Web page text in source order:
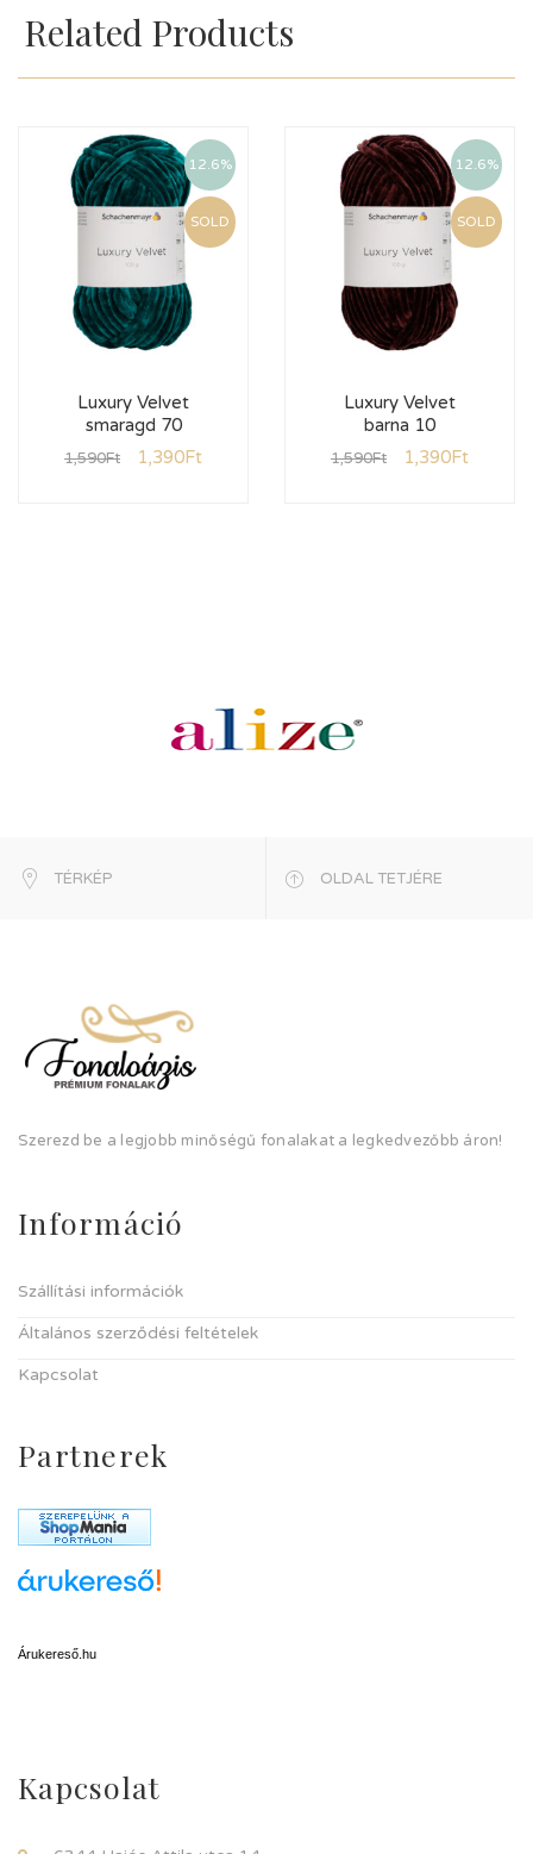
Related Products
12.6%
SOLD
Luxury Velvet
smaragd 70
1,590Ft 1,390Ft
12.6%
SOLD
Luxury Velvet
barna 10
1,590Ft 1,390Ft
TÉRKÉP OLDAL TETJÉRE
Szerezd be a legjobb minőségű fonalakat a legkedvezőbb áron!
Információ
Szállítási információk
Általános szerződési feltételek
Kapcsolat
Partnerek
Árukereső.hu
Kapcsolat